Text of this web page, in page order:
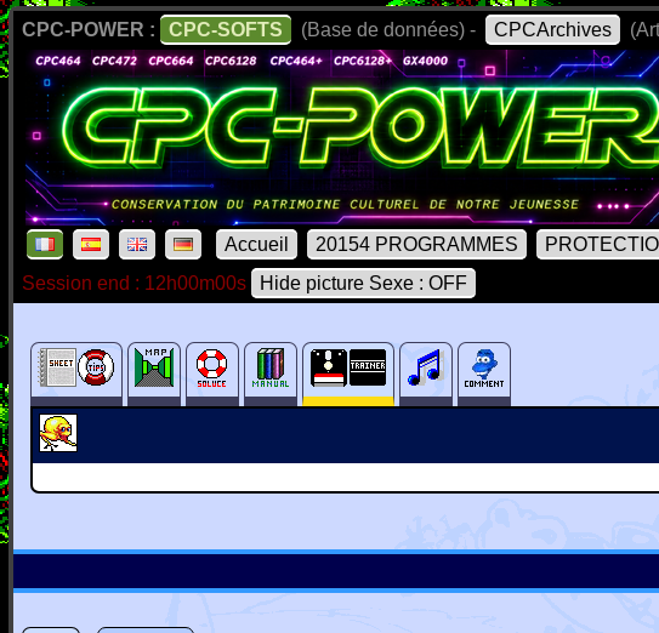
CPC-POWER : CPC-SOFTS (Base de données) - CPCArchives
Accueil 20154 PROGRAMMES
Session end : 12h00m00s
Hide picture Sexe : OFF